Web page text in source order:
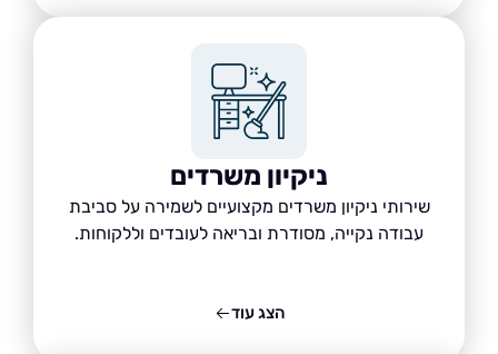
ניקיון משרדים
שירותי ניקיון משרדים מקצועיים לשמירה על סביבת
עבודה נקייה, מסודרת ובריאה לעובדים וללקוחות.